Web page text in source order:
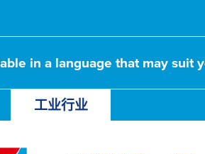
in a language that may suit
工业行业